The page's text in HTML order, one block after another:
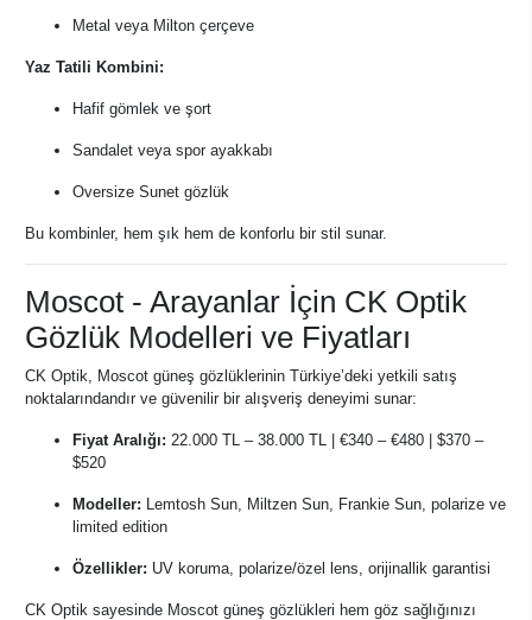
Metal veya Milton çerçeve
Yaz Tatili Kombini:
Hafif gömlek ve şort
Sandalet veya spor ayakkabı
Oversize Sunet gözlük
Bu kombinler, hem şık hem de konforlu bir stil sunar.
Moscot - Arayanlar İçin CK Optik
Gözlük Modelleri ve Fiyatları
CK Optik, Moscot güneş gözlüklerinin Türkiye’deki yetkili satış
noktalarındandır ve güvenilir bir alışveriş deneyimi sunar:
Fiyat Aralığı: 22.000 TL – 38.000 TL | €340 – €480 | $370 –
$520
Modeller: Lemtosh Sun, Miltzen Sun, Frankie Sun, polarize ve
limited edition
Özellikler: UV koruma, polarize/özel lens, orijinallik garantisi
CK Optik sayesinde Moscot güneş gözlükleri hem göz sağlığınızı